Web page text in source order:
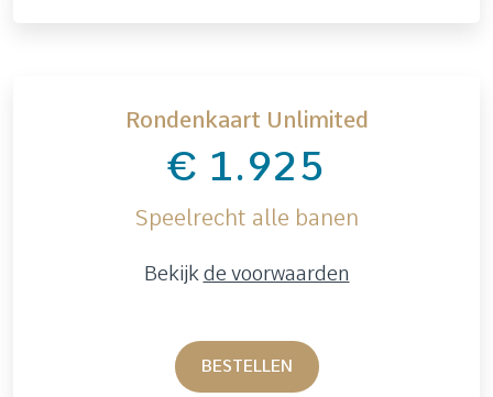
Rondenkaart Unlimited
€ 1.925
Speelrecht alle banen
Bekijk de voorwaarden
BESTELLEN